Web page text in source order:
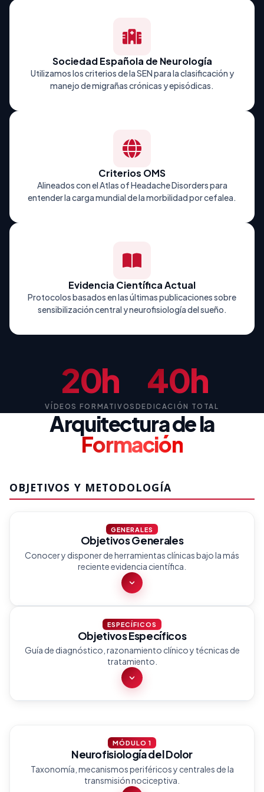
Sociedad Española de Neurología
Utilizamos los criterios de la SEN para la clasificación y
manejo de migrañas crónicas y episódicas.
Criterios OMS
Alineados con el Atlas of Headache Disorders para
entender la carga mundial de la morbilidad por cefalea.
Evidencia Científica Actual
Protocolos basados en las últimas publicaciones sobre
sensibilización central y neurofisiología del sueño.
20h
VÍDEOS FORMATIVOS
40h
DEDICACIÓN TOTAL
Arquitectura de la
Formación
OBJETIVOS Y METODOLOGÍA
GENERALES
Objetivos Generales
Conocer y disponer de herramientas clínicas bajo la más
reciente evidencia científica.
Conocer y disponer de unas herramientas con
el enfoque sobre la relación de la Patología
Cervical y las relaciones comorbidas con el
dolor lumbar que tienen los distintos tipos de
sus opciones de tratamiento y ejercicio
fisioterapéutico, siempre bajo la más reciente
evidencia científica
ESPECÍFICOS
Objetivos Específicos
Guía de diagnóstico, razonamiento clínico y técnicas de
tratamiento.
tratamiento conservador
Aprender a diferenciar los diferentes tipos de
MÓDULO 1
Neurofisiología del Dolor
Taxonomía, mecanismos periféricos y centrales de la
transmisión nociceptiva.